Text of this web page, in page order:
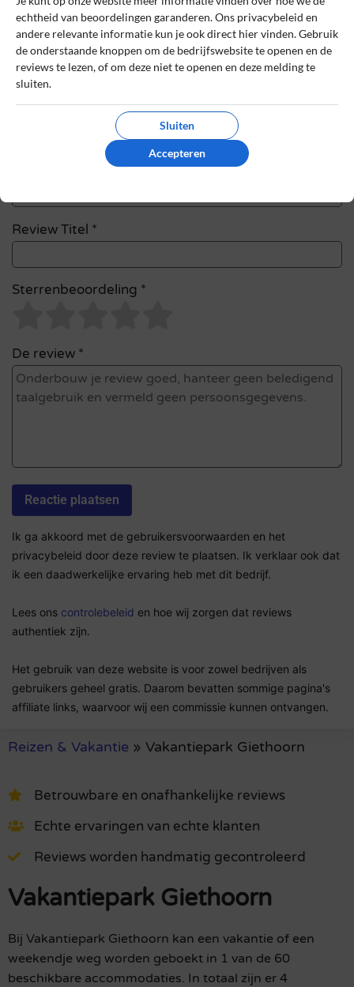
met *
Naam*
E-mail*
Review Titel *
Sterrenbeoordeling *
De review *
Ik ga akkoord met de gebruikersvoorwaarden en het
privacybeleid door deze review te plaatsen. Ik verklaar ook dat
ik een daadwerkelijke ervaring heb met dit bedrijf.
Lees ons controlebeleid en hoe wij zorgen dat reviews
authentiek zijn.
Het gebruik van deze website is voor zowel bedrijven als
gebruikers geheel gratis. Daarom bevatten sommige pagina's
affiliate links, waarvoor wij een commissie kunnen ontvangen.
Reizen & Vakantie » Vakantiepark Giethoorn
Betrouwbare en onafhankelijke reviews
Echte ervaringen van echte klanten
Reviews worden handmatig gecontroleerd
Vakantiepark Giethoorn
Bij Vakantiepark Giethoorn kan een vakantie of een
weekendje weg worden geboekt in 1 van de 60
beschikbare accommodaties. In totaal zijn er 4
echtheid van beoordelingen garanderen. Ons privacybeleid en
andere relevante informatie kun je ook direct hier vinden. Gebruik
de onderstaande knoppen om de bedrijfswebsite te openen en de
reviews te lezen, of om deze niet te openen en deze melding te
sluiten.
Sluiten
Accepteren